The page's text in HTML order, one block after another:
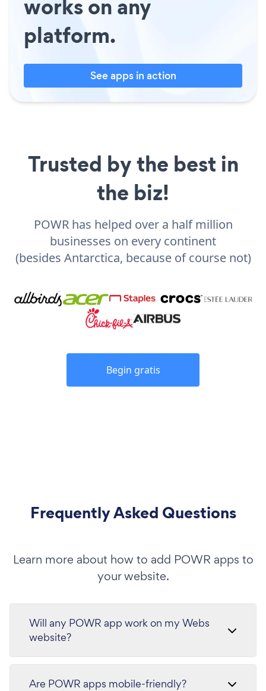
works on any
platform.
See apps in action
Trusted by the best in
the biz!
POWR has helped over a half million
businesses on every continent
(besides Antarctica, because of course not)
Begin gratis
Frequently Asked Questions
Learn more about how to add POWR apps to
your website.
Will any POWR app work on my Webs
website?
Are POWR apps mobile-friendly?